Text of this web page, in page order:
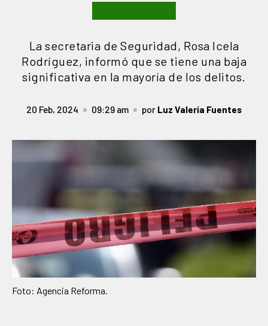
La secretaria de Seguridad, Rosa Icela
Rodríguez, informó que se tiene una baja
significativa en la mayoría de los delitos.
20 Feb, 2024 09:29 am por Luz Valeria Fuentes
Foto: Agencia Reforma.